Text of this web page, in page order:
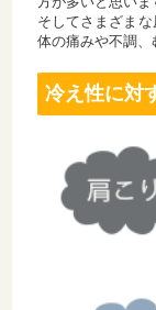
そしてさまざま
体の痛みや不調、
冷え性に対